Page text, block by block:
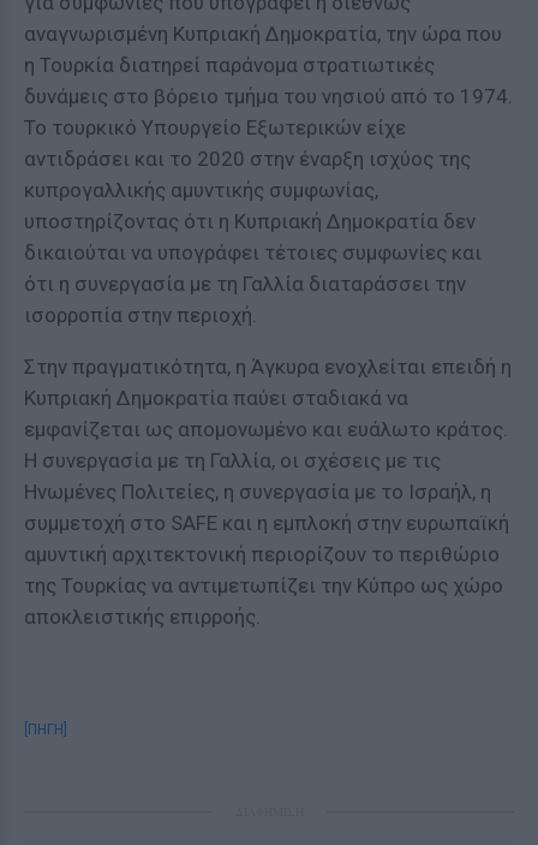
αναγνωρισμένη Κυπριακή Δημοκρατία, την ώρα που
η Τουρκία διατηρεί παράνομα στρατιωτικές
δυνάμεις στο βόρειο τμήμα του νησιού από το 1974.
Το τουρκικό Υπουργείο Εξωτερικών είχε
αντιδράσει και το 2020 στην έναρξη ισχύος της
κυπρογαλλικής αμυντικής συμφωνίας,
υποστηρίζοντας ότι η Κυπριακή Δημοκρατία δεν
δικαιούται να υπογράφει τέτοιες συμφωνίες και
ότι η συνεργασία με τη Γαλλία διαταράσσει την
ισορροπία στην περιοχή.
Στην πραγματικότητα, η Άγκυρα ενοχλείται επειδή η
Κυπριακή Δημοκρατία παύει σταδιακά να
εμφανίζεται ως απομονωμένο και ευάλωτο κράτος.
Η συνεργασία με τη Γαλλία, οι σχέσεις με τις
Ηνωμένες Πολιτείες, η συνεργασία με το Ισραήλ, η
συμμετοχή στο SAFE και η εμπλοκή στην ευρωπαϊκή
αμυντική αρχιτεκτονική περιορίζουν το περιθώριο
της Τουρκίας να αντιμετωπίζει την Κύπρο ως χώρο
αποκλειστικής επιρροής.
[ΠΗΓΗ]